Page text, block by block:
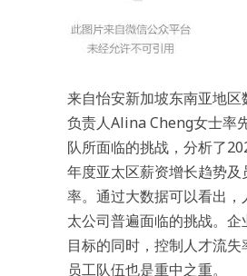
来自怡安新加坡东南亚地区
负责人Alina Cheng女士率
队所面临的挑战，分析了
年度亚太区薪资增长趋势及
率。通过大数据可以看出，
太公司普遍面临的挑战。
目标的同时，控制人才流失
员工队伍也是重中之重。